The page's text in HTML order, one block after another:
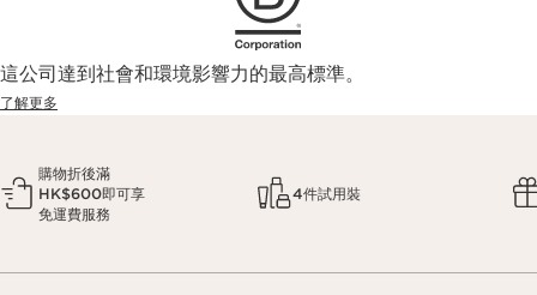
這公司達到社會和環境影響力的最高標準。
了解更多
購物折後滿
HK$600即可享
免運費服務
4件試用裝